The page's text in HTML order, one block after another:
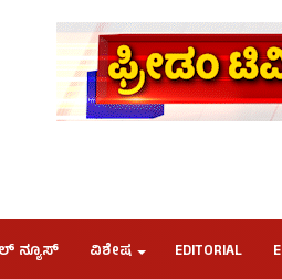
ನ್ಯೂಸ್ ವಿಶೇಷ EDITORIAL